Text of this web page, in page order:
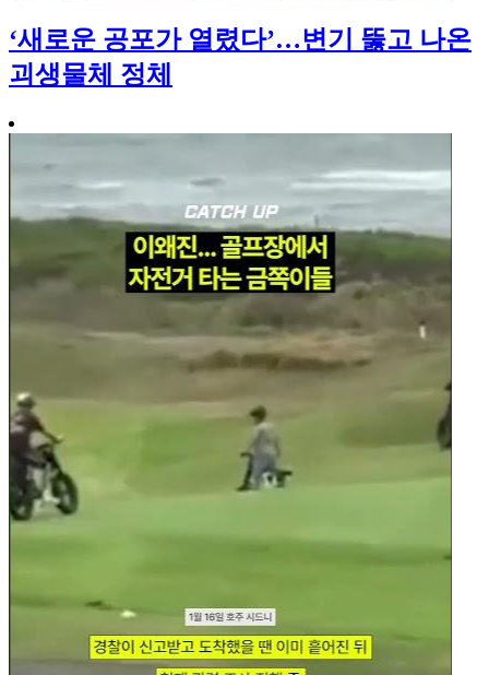
‘새로운 공포가 열렸다’…변기 뚫고 나온
괴생물체 정체